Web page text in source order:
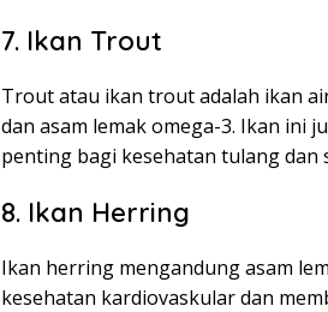
7. Ikan Trout
Trout atau ikan trout adalah ikan
dan asam lemak omega-3. Ikan ini
penting bagi kesehatan tulang dan
8. Ikan Herring
Ikan herring mengandung asam
kesehatan kardiovaskular dan